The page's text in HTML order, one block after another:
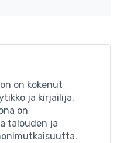
on kokenut
ja kirjailija,
on
talouden ja